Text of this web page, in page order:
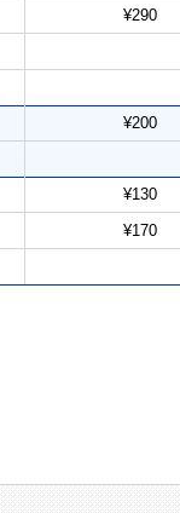
¥290
¥200
¥130
¥170